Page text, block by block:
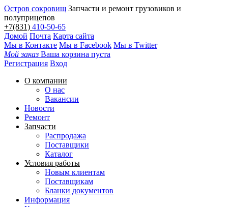
Остров сокровищ Запчасти и ремонт грузовиков и
полуприцепов
+7(831) 410-50-65
Домой Почта Карта сайта
Мы в Контакте Мы в Facebook Мы в Twitter
Мой заказ Ваша корзина пуста
Регистрация Вход
О компании
О нас
Вакансии
Новости
Ремонт
Запчасти
Распродажа
Поставщики
Каталог
Условия работы
Новым клиентам
Поставщикам
Бланки документов
Информация